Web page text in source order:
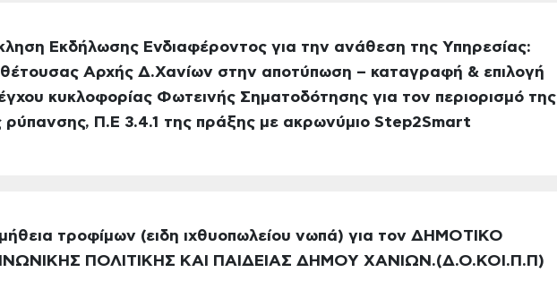
Εκδήλωσης Ενδιαφέροντος για την ανάθεση της Υπηρεσίας:
Αρχής Δ.Χανίων στην αποτύπωση – καταγραφή & επιλογή
κυκλοφορίας Φωτεινής Σηματοδότησης για τον περιορισμό της
ρύπανσης, Π.Ε 3.4.1 της πράξης με ακρωνύμιο Step2Smart
τροφίμων (ειδη ιχθυοπωλείου νωπά) για τον ΔΗΜΟΤΙΚΟ
ΠΟΛΙΤΙΚΗΣ ΚΑΙ ΠΑΙΔΕΙΑΣ ΔΗΜΟΥ ΧΑΝΙΩΝ.(Δ.Ο.ΚΟΙ.Π.Π)